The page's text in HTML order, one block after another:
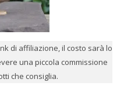
di affiliazione, il costo sarà lo
una piccola commissione
che consiglia.